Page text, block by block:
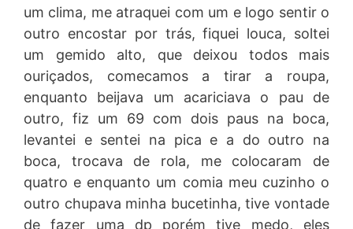
um clima, me atraquei com um e logo sentir o
outro encostar por trás, fiquei louca, soltei
um gemido alto, que deixou todos mais
ouriçados, comecamos a tirar a roupa,
enquanto beijava um acariciava o pau de
outro, fiz um 69 com dois paus na boca,
levantei e sentei na pica e a do outro na
boca, trocava de rola, me colocaram de
quatro e enquanto um comia meu cuzinho o
outro chupava minha bucetinha, tive vontade
de fazer uma dp porém tive medo, eles